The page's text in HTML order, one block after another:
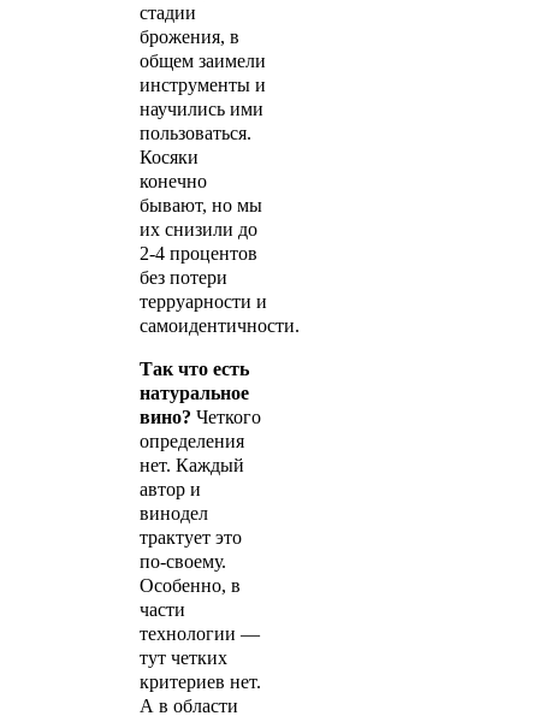
стадии
брожения, в
общем заимели
инструменты и
научились ими
пользоваться.
Косяки
конечно
бывают, но мы
их снизили до
2-4 процентов
без потери
терруарности и
самоидентичности.
Так что есть
натуральное
вино? Четкого
определения
нет. Каждый
автор и
винодел
трактует это
по-своему.
Особенно, в
части
технологии —
тут четких
критериев нет.
А в области